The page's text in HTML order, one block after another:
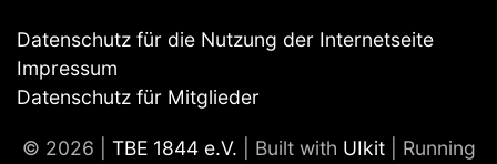
Datenschutz für die Nutzung der Internetseite
Impressum
Datenschutz für Mitglieder
© 2026 | TBE 1844 e.V. | Built with UIkit| Running